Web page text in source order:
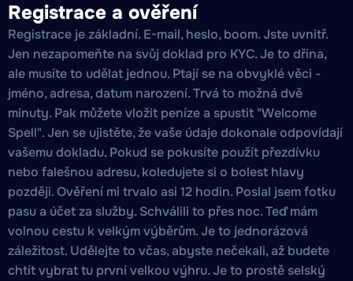
Registrace a ověření
Registrace je základní. E-mail, heslo, boom. Jste uvnitř.
Jen nezapomeňte na svůj doklad pro KYC. Je to dřina,
ale musíte to udělat jednou. Ptají se na obvyklé věci -
jméno, adresa, datum narození. Trvá to možná dvě
minuty. Pak můžete vložit peníze a spustit "Welcome
Spell". Jen se ujistěte, že vaše údaje dokonale odpovídají
vašemu dokladu. Pokud se pokusíte použít přezdívku
nebo falešnou adresu, koledujete si o bolest hlavy
později. Ověření mi trvalo asi 12 hodin. Poslal jsem fotku
pasu a účet za služby. Schválili to přes noc. Teď mám
volnou cestu k velkým výběrům. Je to jednorázová
záležitost. Udělejte to včas, abyste nečekali, až budete
chtít vybrat tu první velkou výhru. Je to prostě selský